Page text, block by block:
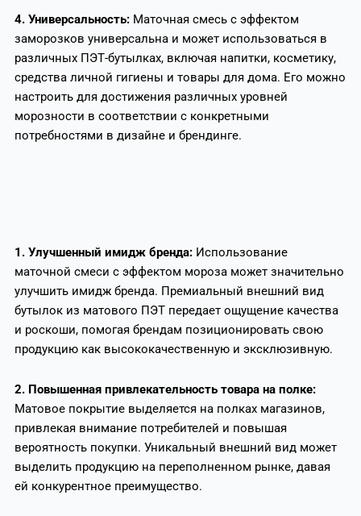
4. Универсальность: Маточная смесь с эффектом
заморозков универсальна и может использоваться в
различных ПЭТ-бутылках, включая напитки, косметику,
средства личной гигиены и товары для дома. Его можно
настроить для достижения различных уровней
морозности в соответствии с конкретными
потребностями в дизайне и брендинге.
1. Улучшенный имидж бренда: Использование
маточной смеси с эффектом мороза может значительно
улучшить имидж бренда. Премиальный внешний вид
бутылок из матового ПЭТ передает ощущение качества
и роскоши, помогая брендам позиционировать свою
продукцию как высококачественную и эксклюзивную.
2. Повышенная привлекательность товара на полке:
Матовое покрытие выделяется на полках магазинов,
привлекая внимание потребителей и повышая
вероятность покупки. Уникальный внешний вид может
выделить продукцию на переполненном рынке, давая
ей конкурентное преимущество.